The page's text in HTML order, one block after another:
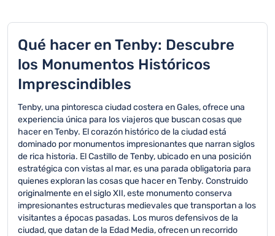
Qué hacer en Tenby: Descubre
los Monumentos Históricos
Imprescindibles
Tenby, una pintoresca ciudad costera en Gales, ofrece una
experiencia única para los viajeros que buscan cosas que
hacer en Tenby. El corazón histórico de la ciudad está
dominado por monumentos impresionantes que narran siglos
de rica historia. El Castillo de Tenby, ubicado en una posición
estratégica con vistas al mar, es una parada obligatoria para
quienes exploran las cosas que hacer en Tenby. Construido
originalmente en el siglo XII, este monumento conserva
impresionantes estructuras medievales que transportan a los
visitantes a épocas pasadas. Los muros defensivos de la
ciudad, que datan de la Edad Media, ofrecen un recorrido